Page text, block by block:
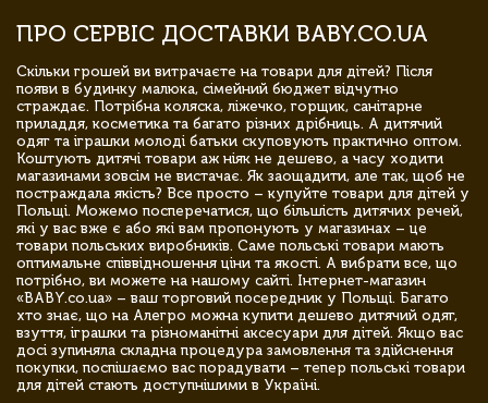
ПРО СЕРВІС ДОСТАВКИ BABY.CO.UA
Скільки грошей ви витрачаєте на товари для дітей? Після
появи в будинку малюка, сімейний бюджет відчутно
страждає. Потрібна коляска, ліжечко, горщик, санітарне
приладдя, косметика та багато різних дрібниць. А дитячий
одяг та іграшки молоді батьки скуповують практично оптом.
Коштують дитячі товари аж ніяк не дешево, а часу ходити
магазинами зовсім не вистачає. Як заощадити, але так, щоб не
постраждала якість? Все просто – купуйте товари для дітей у
Польщі. Можемо посперечатися, що більшість дитячих речей,
які у вас вже є або які вам пропонують у магазинах – це
товари польських виробників. Саме польські товари мають
оптимальне співвідношення ціни та якості. А вибрати все, що
потрібно, ви можете на нашому сайті. Інтернет-магазин
«BABY.co.ua» – ваш торговий посередник у Польщі. Багато
хто знає, що на Алегро можна купити дешево дитячий одяг,
взуття, іграшки та різноманітні аксесуари для дітей. Якщо вас
досі зупиняла складна процедура замовлення та здійснення
покупки, поспішаємо вас порадувати – тепер польські товари
для дітей стають доступнішими в Україні.